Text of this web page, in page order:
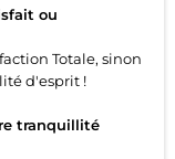
ou
Totale, sinon
d'esprit !
tranquillité